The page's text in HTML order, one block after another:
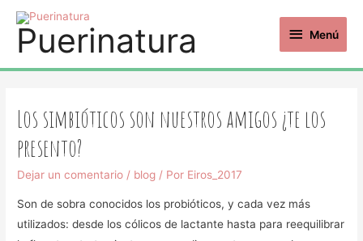
Puerinatura Menú
Los simbióticos son nuestros amigos ¿te los
presento?
Dejar un comentario / blog / Por Eiros_2017
Son de sobra conocidos los probióticos, y cada vez más
utilizados: desde los cólicos de lactante hasta para reequilibrar